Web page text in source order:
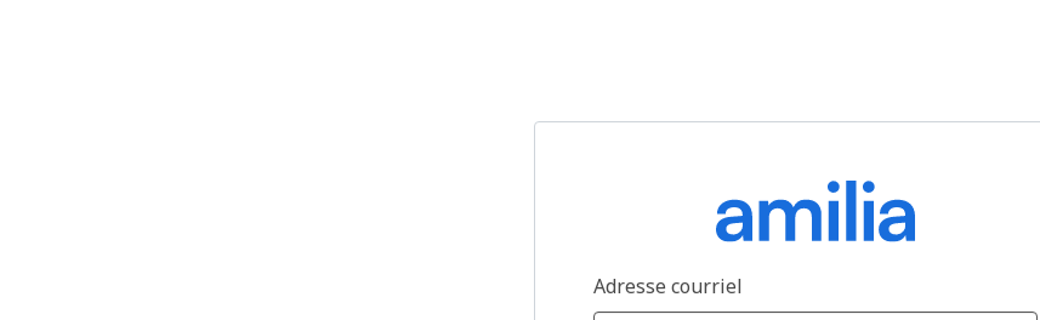
Adresse courriel